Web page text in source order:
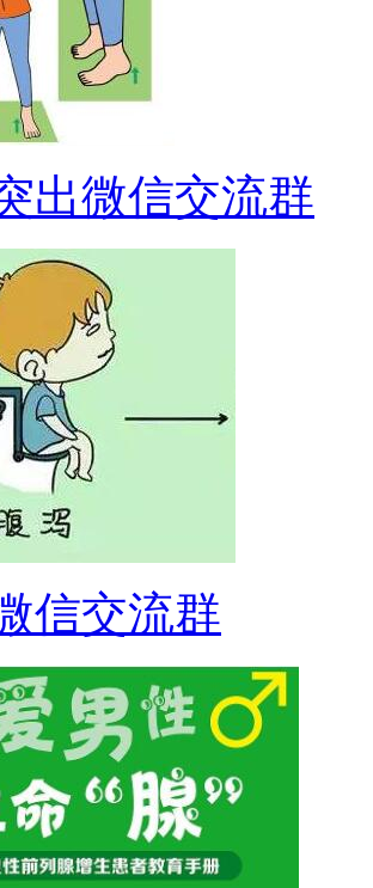
出微信交流群
信交流群